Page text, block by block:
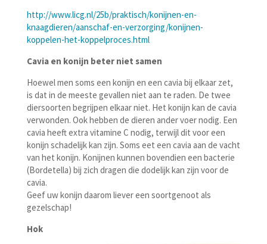
http://www.licg.nl/25b/praktisch/konijnen-en-
knaagdieren/aanschaf-en-verzorging/konijnen-
koppelen-het-koppelproces.html
Cavia en konijn beter niet samen
Hoewel men soms een konijn en een cavia bij elkaar zet,
is dat in de meeste gevallen niet aan te raden. De twee
diersoorten begrijpen elkaar niet. Het konijn kan de cavia
verwonden. Ook hebben de dieren ander voer nodig. Een
cavia heeft extra vitamine C nodig, terwijl dit voor een
konijn schadelijk kan zijn. Soms eet een cavia aan de vacht
van het konijn. Konijnen kunnen bovendien een bacterie
(Bordetella) bij zich dragen die dodelijk kan zijn voor de
cavia.
Geef uw konijn daarom liever een soortgenoot als
gezelschap!
Hok